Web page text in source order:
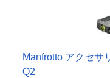
Manfrotto アクセサ
Q2